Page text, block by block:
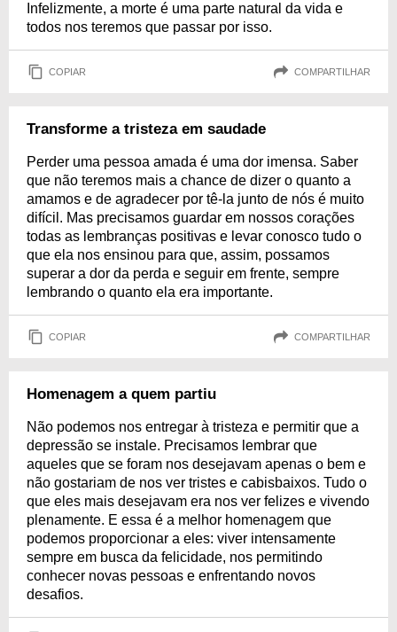
Infelizmente, a morte é uma parte natural da vida e
todos nos teremos que passar por isso.
COPIAR COMPARTILHAR
Transforme a tristeza em saudade
Perder uma pessoa amada é uma dor imensa. Saber
que não teremos mais a chance de dizer o quanto a
amamos e de agradecer por tê-la junto de nós é muito
difícil. Mas precisamos guardar em nossos corações
todas as lembranças positivas e levar conosco tudo o
que ela nos ensinou para que, assim, possamos
superar a dor da perda e seguir em frente, sempre
lembrando o quanto ela era importante.
COPIAR COMPARTILHAR
Homenagem a quem partiu
Não podemos nos entregar à tristeza e permitir que a
depressão se instale. Precisamos lembrar que
aqueles que se foram nos desejavam apenas o bem e
não gostariam de nos ver tristes e cabisbaixos. Tudo o
que eles mais desejavam era nos ver felizes e vivendo
plenamente. E essa é a melhor homenagem que
podemos proporcionar a eles: viver intensamente
sempre em busca da felicidade, nos permitindo
conhecer novas pessoas e enfrentando novos
desafios.